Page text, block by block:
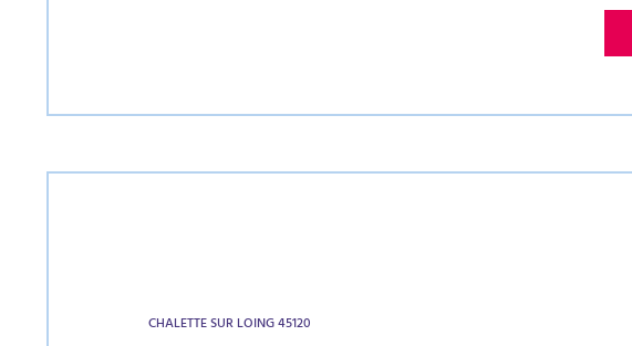
CHALETTE SUR LOING 45120